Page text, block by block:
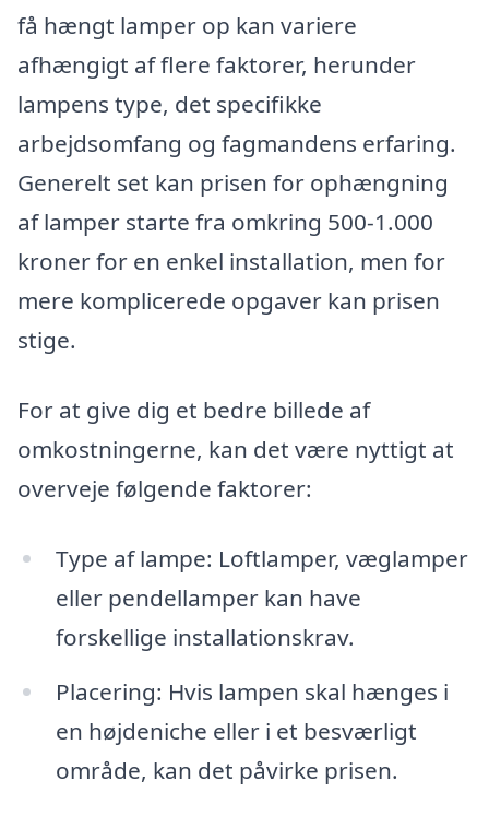
få hængt lamper op kan variere
afhængigt af flere faktorer, herunder
lampens type, det specifikke
arbejdsomfang og fagmandens erfaring.
Generelt set kan prisen for ophængning
af lamper starte fra omkring 500-1.000
kroner for en enkel installation, men for
mere komplicerede opgaver kan prisen
stige.
For at give dig et bedre billede af
omkostningerne, kan det være nyttigt at
overveje følgende faktorer:
Type af lampe: Loftlamper, væglamper
eller pendellamper kan have
forskellige installationskrav.
Placering: Hvis lampen skal hænges i
en højdeniche eller i et besværligt
område, kan det påvirke prisen.